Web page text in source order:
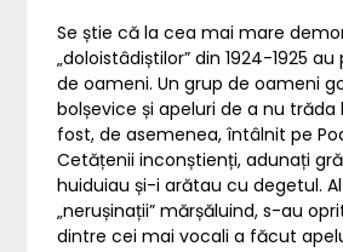
Se știe că la cea mai mare
„doloistâdiștilor” din 1924-1925
de oameni. Un grup de oameni
bolșevice și apeluri de a nu
fost, de asemenea, întâlnit pe
Cetățenii inconștienți, adunați
huiduiau și-i arătau cu degetul.
„nerușinații” mărșăluind, s-au
dintre cei mai vocali a făcut